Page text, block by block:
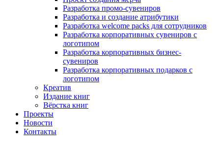
Разработка промо-сувениров
Разработка и создание атрибутики
Разработка welcome packs для сотрудников
Разработка корпоративных сувениров с
логотипом
Разработка корпоративных бизнес-
сувениров
Разработка корпоративных подарков с
логотипом
Креатив
Издание книг
Вёрстка книг
Проекты
Новости
Контакты